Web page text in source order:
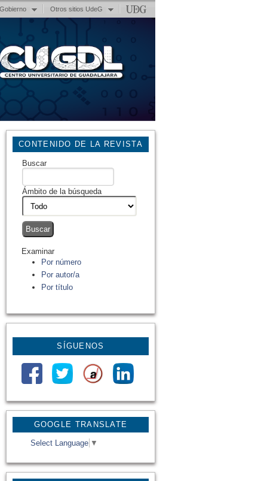
Otros sitios UdeG
GOOGLE TRANSLATE
Select Language ▼
CONTENIDO DE LA REVISTA
Buscar
Ámbito de la búsqueda
Examinar
Por número
Por autor/a
Por título
SÍGUENOS